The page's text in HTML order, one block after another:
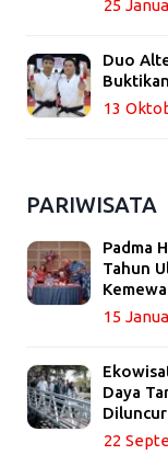
25
Duo
13
PARIWISATA
Padma
Tahun
15
Daya
22